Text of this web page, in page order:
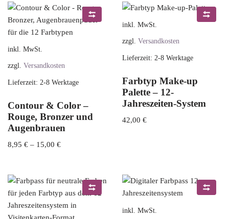
inkl. MwSt.
zzgl. Versandkosten
Lieferzeit: 2-8 Werktage
Contour & Color –
Rouge, Bronzer und
Augenbrauen
8,95 € – 15,00 €
inkl. MwSt.
zzgl. Versandkosten
Lieferzeit: 2-8 Werktage
Farbtyp Make-up
Palette – 12-
Jahreszeiten-System
42,00 €
inkl. MwSt.